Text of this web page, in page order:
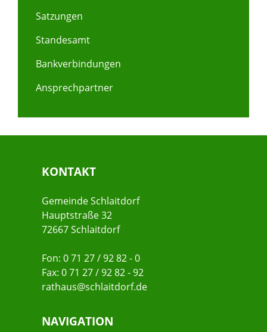
Satzungen
Standesamt
Bankverbindungen
Ansprechpartner
KONTAKT
Gemeinde Schlaitdorf
Hauptstraße 32
72667 Schlaitdorf
Fon: 0 71 27 / 92 82 - 0
Fax: 0 71 27 / 92 82 - 92
rathaus@schlaitdorf.de
NAVIGATION